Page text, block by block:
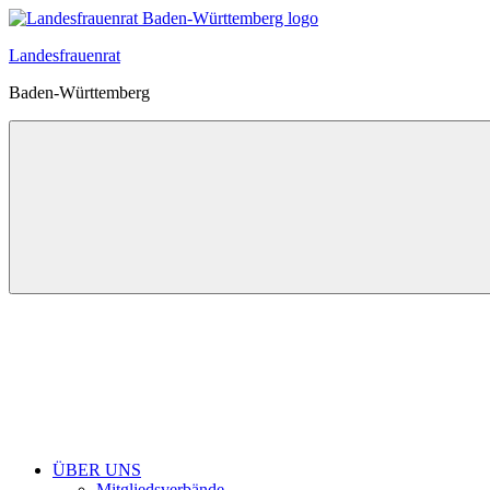
Zum
springen
Landesfrauenrat
Baden-Württemberg
ÜBER UNS